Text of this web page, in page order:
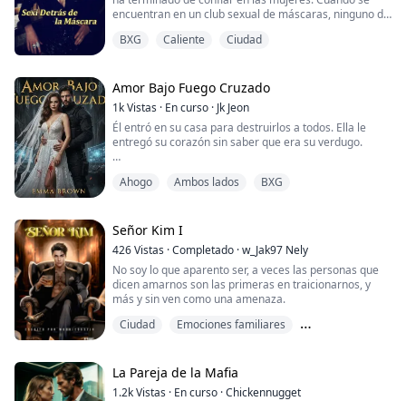
encuentran en un club sexual de máscaras, ninguno de
peleando uno contra el otro a través de mesas de
En Taylor Industries, ella es Joy Smith, la CFO
desaliñada que ahoga sus curvas en poliéster sin
forma y lleva una peluca. En casa, es...
BXG Caliente Ciudad
Amor Bajo Fuego Cruzado
1kVistas · En curso · Jk Jeon
Él entró en su casa para destruirlos a todos. Ella le
entregó su corazón sin saber que era su verdugo.
más temido de Nueva York. Pero detrás de su máscara
razón llega con nombre y apellido: Dominic Black, la
nueva mano derecha de su hermano...
Ahogo Ambos lados BXG
Señor Kim I
426Vistas ·Completado ·w_Jak97 Nely
No soy lo que aparento ser, a veces las personas que
dicen amarnos son las primeras en traicionarnos, y
más y sin ven como una amenaza.
Ciudad
Emociones familiares
La Pareja de la Mafia
1.2kVistas · En curso ·Chickennugget